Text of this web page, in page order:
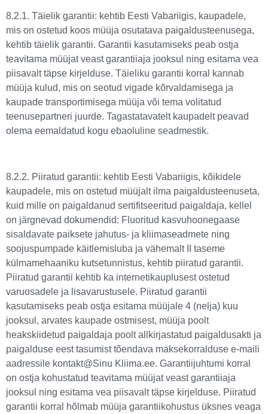
8.2.1. Täielik garantii: kehtib Eesti Vabariigis, kaupadele,
mis on ostetud koos müüja osutatava paigaldusteenusega,
kehtib täielik garantii. Garantii kasutamiseks peab ostja
teavitama müüjat veast garantiiaja jooksul ning esitama vea
piisavalt täpse kirjelduse. Täieliku garantii korral kannab
müüja kulud, mis on seotud vigade kõrvaldamisega ja
kaupade transportimisega müüja või tema volitatud
teenusepartneri juurde. Tagastatavatelt kaupadelt peavad
olema eemaldatud kogu ebaoluline seadmestik.
8.2.2. Piiratud garantii: kehtib Eesti Vabariigis, kõikidele
kaupadele, mis on ostetud müüjalt ilma paigaldusteenuseta,
kuid mille on paigaldanud sertifitseeritud paigaldaja, kellel
on järgnevad dokumendid: Fluoritud kasvuhoonegaase
sisaldavate paiksete jahutus- ja kliimaseadmete ning
soojuspumpade käitlemisluba ja vähemalt II taseme
külmamehaaniku kutsetunnistus, kehtib piiratud garantii.
Piiratud garantii kehtib ka internetikauplusest ostetud
varuosadele ja lisavarustusele. Piiratud garantii
kasutamiseks peab ostja esitama müüjale 4 (nelja) kuu
jooksul, arvates kaupade ostmisest, müüja poolt
heakskiidetud paigaldaja poolt allkirjastatud paigaldusakti ja
paigalduse eest tasumist tõendava maksekorralduse e-maili
aadressile kontakt@Sinu Kliima.ee. Garantiijuhtumi korral
on ostja kohustatud teavitama müüjat veast garantiiaja
jooksul ning esitama vea piisavalt täpse kirjelduse. Piiratud
garantii korral hõlmab müüja garantiikohustus üksnes veaga